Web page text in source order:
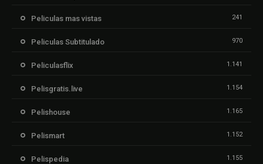
Peliculas mas vistas 241
Peliculas Subtitulado 970
Peliculasflix 1.141
Pelisgratis.live 1.154
Pelishouse 1.165
Pelismart 1.152
Pelispedia 1.155